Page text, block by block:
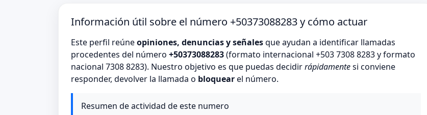
Información útil sobre el número +50373088283 y cómo actuar
Este perfil reúneopiniones, denuncias y señalesque ayudan a identificar llamadas
procedentes del número +50373088283(formato internacional +503 7308 8283 y formato
nacional 7308 8283). Nuestro objetivo es que puedas decidirrápidamentesi conviene
responder, devolver la llamada o bloquearel número.
Resumen de actividad de este numero